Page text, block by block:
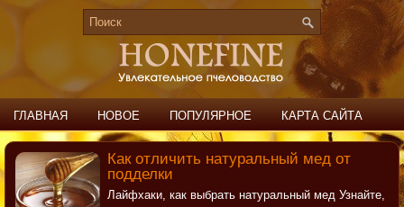
ГЛАВНАЯ НОВОЕ ПОПУЛЯРНОЕ КАРТА САЙТА
ПОИСК КОНТАКТЫ
Как отличить натуральный мед от
подделки
Лайфхаки, как выбрать натуральный мед Узнайте,